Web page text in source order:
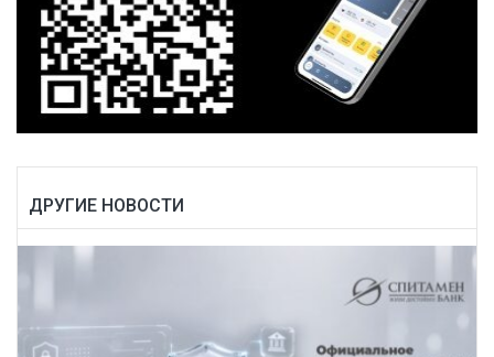
ДРУГИЕ НОВОСТИ